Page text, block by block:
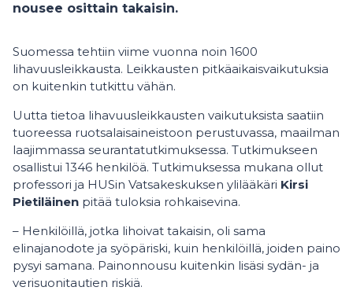
nousee osittain takaisin.
Suomessa tehtiin viime vuonna noin 1600
lihavuusleikkausta. Leikkausten pitkäaikaisvaikutuksia
on kuitenkin tutkittu vähän.
Uutta tietoa lihavuusleikkausten vaikutuksista saatiin
tuoreessa ruotsalaisaineistoon perustuvassa, maailman
laajimmassa seurantatutkimuksessa. Tutkimukseen
osallistui 1346 henkilöä. Tutkimuksessa mukana ollut
professori ja HUSin Vatsakeskuksen ylilääkäri Kirsi
Pietiläinen pitää tuloksia rohkaisevina.
– Henkilöillä, jotka lihoivat takaisin, oli sama
elinajanodote ja syöpäriski, kuin henkilöillä, joiden paino
pysyi samana. Painonnousu kuitenkin lisäsi sydän- ja
verisuonitautien riskiä.